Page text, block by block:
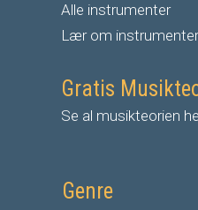
Alle instrumenter
Lær om
Gratis
Se al musikteorien
Genre